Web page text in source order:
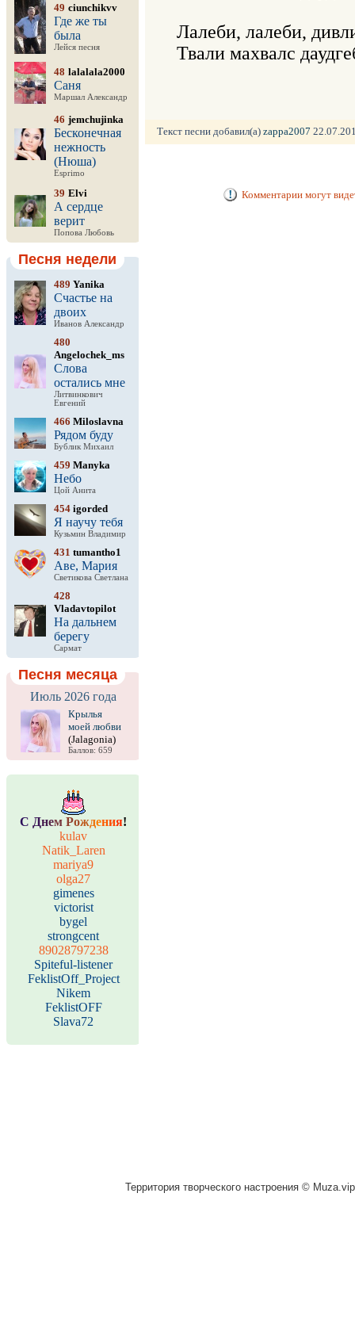
49 ciunchikvv
Где же ты
была
Лейся песня
48 lalalala2000
Саня
Маршал Александр
46 jemchujinka
Бесконечная
нежность
(Нюша)
Esprimo
39 Elvi
А сердце
верит
Попова Любовь
Песня недели
489 Yanika
Счастье на
двоих
Иванов Александр
480
Angelochek_ms
Слова
остались мне
Литвинкович
Евгений
466 Miloslavna
Рядом буду
Бублик Михаил
459 Manyka
Небо
Цой Анита
454 igorded
Я научу тебя
Кузьмин Владимир
431 tumantho1
Аве, Мария
Светикова Светлана
428
Vladavtopilot
На дальнем
берегу
Сармат
Песня месяца
Июль 2026 года
Крылья
моей любви
(Jalagonia)
Баллов: 659
С Днем Рождения!
kulav
Natik_Laren
mariya9
olga27
gimenes
victorist
bygel
strongcent
89028797238
Spiteful-listener
FeklistOff_Project
Nikem
FeklistOFF
Slava72
Лалеби, лалеби,
Текст песни добавил(а) zappa2007
Комментарии могут
Территория творческого настроения ©